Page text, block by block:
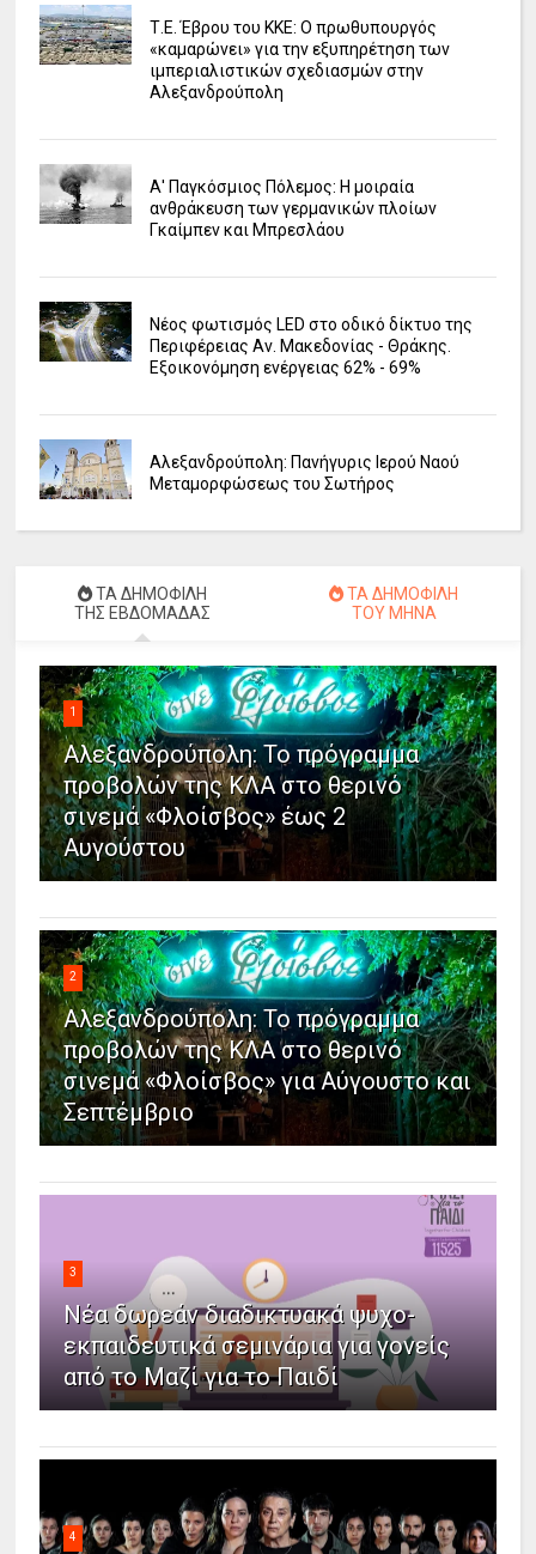
Τ.Ε. Έβρου του ΚΚΕ: Ο πρωθυπουργός
«καμαρώνει» για την εξυπηρέτηση των
ιμπεριαλιστικών σχεδιασμών στην
Αλεξανδρούπολη
Α' Παγκόσμιος Πόλεμος: Η μοιραία
ανθράκευση των γερμανικών πλοίων
Γκαίμπεν και Μπρεσλάου
Νέος φωτισμός LED στο οδικό δίκτυο της
Περιφέρειας Αν. Μακεδονίας - Θράκης.
Εξοικονόμηση ενέργειας 62% - 69%
Αλεξανδρούπολη: Πανήγυρις Ιερού Ναού
Μεταμορφώσεως του Σωτήρος
ΤΑ ΔΗΜΟΦΙΛΗ
ΤΗΣ ΕΒΔΟΜΑΔΑΣ
ΤΑ ΔΗΜΟΦΙΛΗ
ΤΟΥ ΜΗΝΑ
1
Αλεξανδρούπολη: Το πρόγραμμα
προβολών της ΚΛΑ στο θερινό
σινεμά «Φλοίσβος» έως 2
Αυγούστου
2
Αλεξανδρούπολη: Το πρόγραμμα
προβολών της ΚΛΑ στο θερινό
σινεμά «Φλοίσβος» για Αύγουστο και
Σεπτέμβριο
3
Νέα δωρεάν διαδικτυακά ψυχο-
εκπαιδευτικά σεμινάρια για γονείς
από το Μαζί για το Παιδί
4